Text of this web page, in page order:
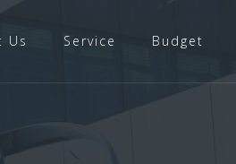
Us Service Budget